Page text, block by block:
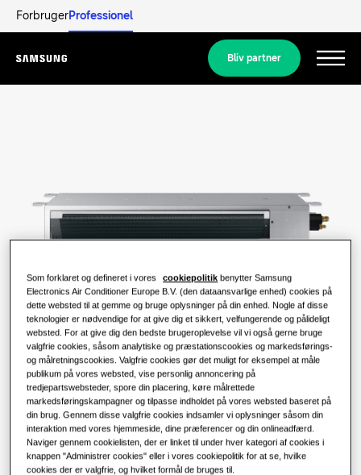
ForbrugerProfessionel
Menu
Bliv partner
Populære produkter
LØSNINGER TIL DIT HJEM
Varmepumpeløsninger
LØSNINGER TIL ERHVERVSBYGNINGER
Løsninger til klimaanlæg
Fjernbetjeninger
Udforsk
LØSNINGER TIL BOLIGER
Hvad er en varmepumpe, og hvordan
fungerer den?
Fordele ved en varmepumpe
Hvad er et klimaanlæg, og hvordan
fungerer det?
LØSNINGER TIL ERHVERV
Professionelle
Samsung
KAPACITET: 1.7kW
LSP-kanalfordamper (uden pumpe)
Som forklaret og defineret i vores cookiepolitik benytter Samsung
Electronics Air Conditioner Europe B.V. (den dataansvarlige enhed) cookies på
dette websted til at gemme og bruge oplysninger på din enhed. Nogle af disse
teknologier er nødvendige for at give dig et sikkert, velfungerende og pålideligt
websted. For at give dig den bedste brugeroplevelse vil vi også gerne bruge
valgfrie cookies, såsom analytiske og præstationscookies og markedsførings-
og målretningscookies. Valgfrie cookies gør det muligt for eksempel at måle
publikum på vores websted, vise personlig annoncering på
tredjepartswebsteder, spore din placering, køre målrettede
markedsføringskampagner og tilpasse indholdet på vores websted baseret på
din brug. Gennem disse valgfrie cookies indsamler vi oplysninger såsom din
interaktion med vores hjemmeside, dine præferencer og din onlineadfærd.
Naviger gennem cookielisten, der er linket til under hver kategori af cookies i
knappen "Administrer cookies" eller i vores cookiepolitik for at se, hvilke
cookies der er valgfrie, og hvilket formål de bruges til.